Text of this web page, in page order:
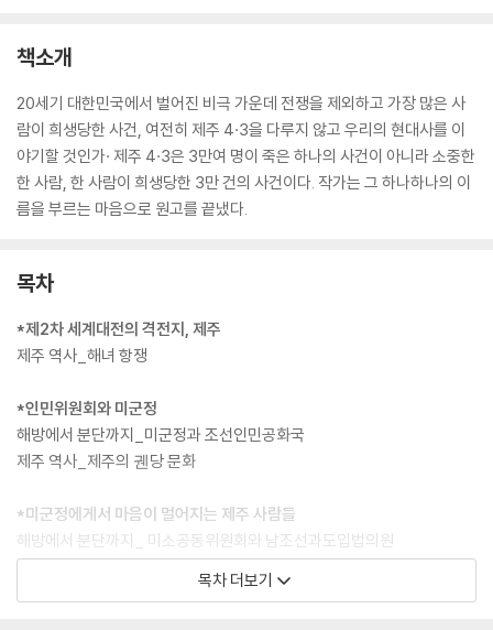
책소개
20세기 대한민국에서 벌어진 비극 가운데 전쟁을 제외하고 가장 많은 사
람이 희생당한 사건, 여전히 제주 4·3을 다루지 않고 우리의 현대사를 이
야기할 것인가· 제주 4·3은 3만여 명이 죽은 하나의 사건이 아니라 소중한
한 사람, 한 사람이 희생당한 3만 건의 사건이다. 작가는 그 하나하나의 이
름을 부르는 마음으로 원고를 끝냈다.
목차
*제2차 세계대전의 격전지, 제주
제주 역사_해녀 항쟁
*인민위원회와 미군정
해방에서 분단까지_미군정과 조선인민공화국
제주 역사_제주의 궨당 문화
*미군정에게서 마음이 멀어지는 제주 사람들
해방에서 분단까지_ 미소공동위원회와 남조선과도입법의원
해방에서 분단까지_국립 경찰 제도와 응원 경찰, 친일 경찰
목차 더보기